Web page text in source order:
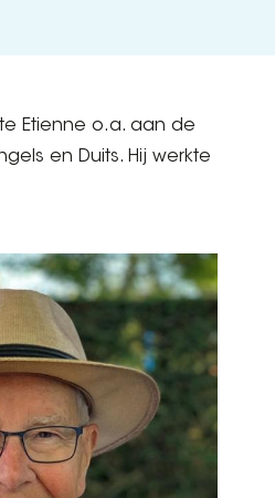
Etienne o.a. aan de
en Duits. Hij werkte